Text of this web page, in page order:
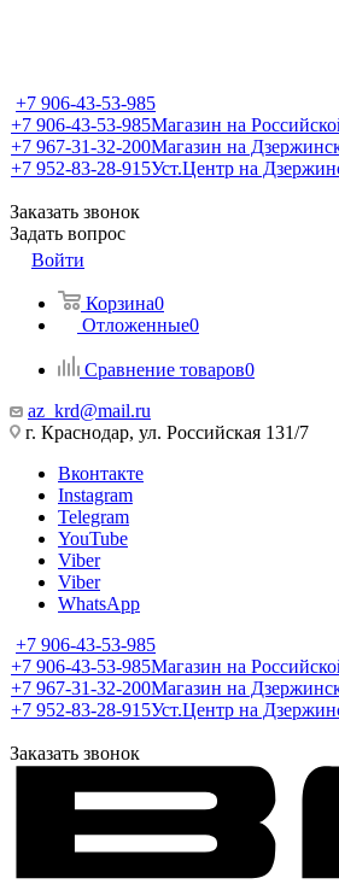
+7 906-43-53-985
+7 906-43-53-985Магазин на
+7 967-31-32-200Магазин на
+7 952-83-28-915Уст.Центр на
Заказать звонок
Задать вопрос
Войти
Корзина0
Отложенные0
Сравнение товаров0
az_krd@mail.ru
г. Краснодар, ул. Российская 131/7
Вконтакте
Instagram
Telegram
YouTube
Viber
Viber
WhatsApp
+7 906-43-53-985
+7 906-43-53-985Магазин на
+7 967-31-32-200Магазин на
+7 952-83-28-915Уст.Центр на
Заказать звонок